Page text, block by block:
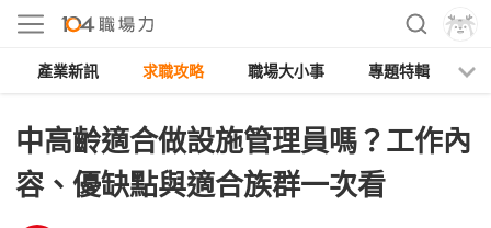
產業新訊 求職攻略 職場大小事 專題特輯
中高齡適合做設施管理員嗎？工作內
容、優缺點與適合族群一次看